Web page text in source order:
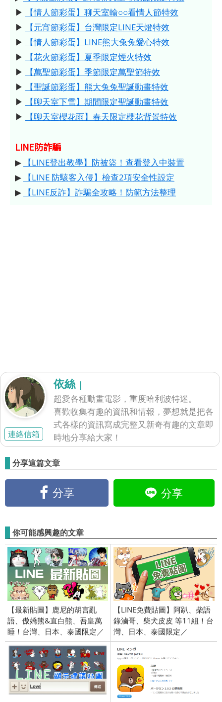
▶
【情人節彩蛋】聊天室輸○○看情人節特效
▶
【元宵節彩蛋】台灣限定LINE天燈特效
▶
【情人節彩蛋】LINE熊大兔兔愛心特效
▶
【花火節彩蛋】夏季限定煙火特效
▶
【萬聖節彩蛋】季節限定萬聖節特效
▶
【聖誕節彩蛋】熊大兔兔聖誕動畫特效
▶
【聊天室下雪】期間限定聖誕動畫特效
▶
【聊天室櫻花雨】春天限定櫻花背景特效
LINE防詐騙
▶
【LINE登出教學】防被盜！查看登入中裝置
▶
【LINE 防駭客入侵】檢查2項安全性設定
▶
【LINE反詐】詐騙全攻略！防範方法整理
連絡信箱
依絲 |
超愛各種動畫電影，重度哈利波特迷。
喜歡收集有趣的資訊和情報，夢想就是把各
式各樣的資訊寫成完整又新奇有趣的文章即
時地分享給大家！
分享這篇文章
分享 分享
你可能感興趣的文章
【最新貼圖】鹿尼的胡言亂
語、傲嬌熊&直白熊、吾皇萬
睡！台灣、日本、泰國限定／
openVPN跨區、加好友、綁門
號／2017/10/26
【LINE免費貼圖】阿趴、柴語
錄滷哥、柴犬皮皮 等11組！台
灣、日本、泰國限定／
OpenVPN跨區、加好友、綁門
號／2022/8/2